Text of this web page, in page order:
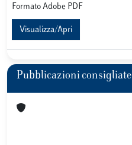
Formato Adobe PDF
Visualizza/Apri
Pubblicazioni consigliate